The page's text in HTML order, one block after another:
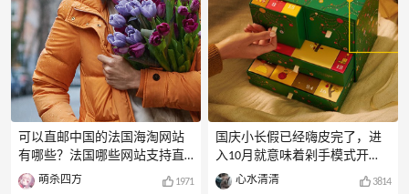
员活动通道、历年Prime会员日
折扣情况等！
POSTCARDS:START{"image":"http
s:\/\/cdn.55haitao.com\/bbs\/dat
a\/attachment\/deal\/2022\/06\/
27\/38662292ced4b3de62717688
e7dcb983be4.png","
可以直邮中国的法国海淘网站
有哪些？法国哪些网站支持直
邮中国？对于想海淘法国兰
萌杀四方 1971
分享几个法国海淘网站大全，
介绍几个法国海淘网站。1、综
合类法国亚马逊：
www.amazon.fr法国eBay：
www.eBay.frlaredoute：
www.laredoute.fr1001pharmacie
s官网：法国最大线上房
powersante：
https://www.powersante.com/，
主营法国妆和奶粉pharma7：
www.pha
国庆小长假已经嗨皮完了，进
入10月就意味着剁手模式开
始，黑五、网络星期一、圣诞
心水清清 3814